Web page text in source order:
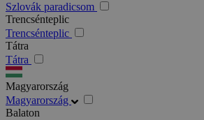
Szlovák paradicsom
Trencsénteplic
Trencsénteplic
Tátra
Tátra
Magyarország
Magyarország
Balaton